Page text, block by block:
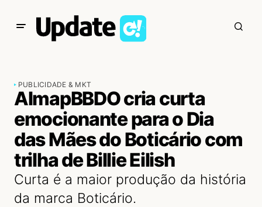
PUBLICIDADE & MKT
AlmapBBDO cria curta
emocionante para o Dia
das Mães do Boticário com
trilha de Billie Eilish
Curta é a maior produção da história
da marca Boticário.